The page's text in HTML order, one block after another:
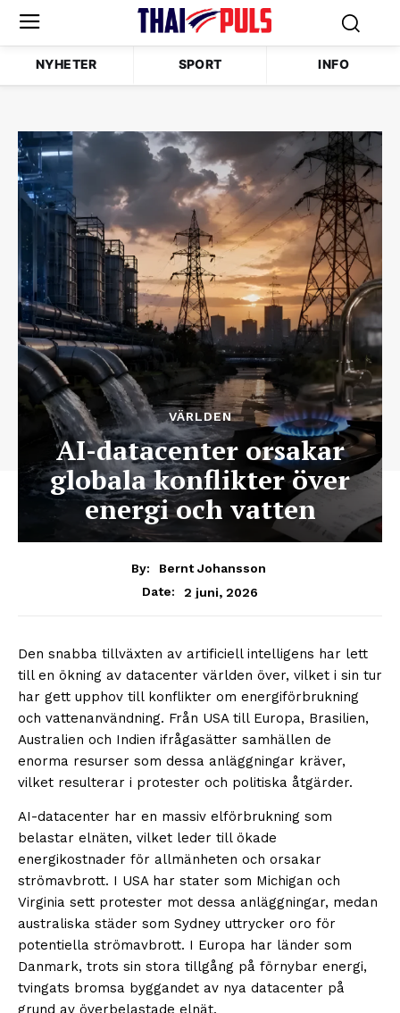
NYHETER SPORT INFO
VÄRLDEN
AI-datacenter orsakar
globala konflikter över
energi och vatten
By:
Bernt Johansson
Date:
2 juni, 2026
Den snabba tillväxten av artificiell intelligens har lett
till en ökning av datacenter världen över, vilket i sin tur
har gett upphov till konflikter om energiförbrukning
och vattenanvändning. Från USA till Europa, Brasilien,
Australien och Indien ifrågasätter samhällen de
enorma resurser som dessa anläggningar kräver,
vilket resulterar i protester och politiska åtgärder.
AI-datacenter har en massiv elförbrukning som
belastar elnäten, vilket leder till ökade
energikostnader för allmänheten och orsakar
strömavbrott. I USA har stater som Michigan och
Virginia sett protester mot dessa anläggningar, medan
australiska städer som Sydney uttrycker oro för
potentiella strömavbrott. I Europa har länder som
Danmark, trots sin stora tillgång på förnybar energi,
tvingats bromsa byggandet av nya datacenter på
grund av överbelastade elnät.